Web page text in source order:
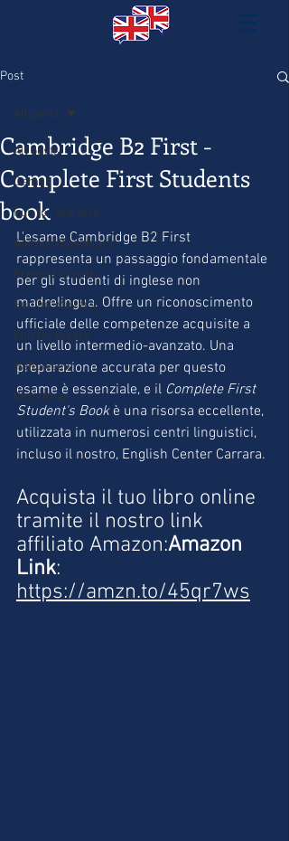
Post
All posts
Games
Fun for Starters
Animal Vocabulary
Present Simple
Fun for Movers
Fun for Flyers
Halloween
Christmas
All posts
Cambridge B2 First -
Complete First Students
book
L'esame Cambridge B2 First
rappresenta un passaggio fondamentale
per gli studenti di inglese non
madrelingua. Offre un riconoscimento
ufficiale delle competenze acquisite a
un livello intermedio-avanzato. Una
preparazione accurata per questo
esame è essenziale, e il Complete First
Student's Book è una risorsa eccellente,
utilizzata in numerosi centri linguistici,
incluso il nostro, English Center Carrara.
Acquista il tuo libro online
tramite il nostro link
affiliato Amazon:Amazon
Link:
https://amzn.to/45qr7ws